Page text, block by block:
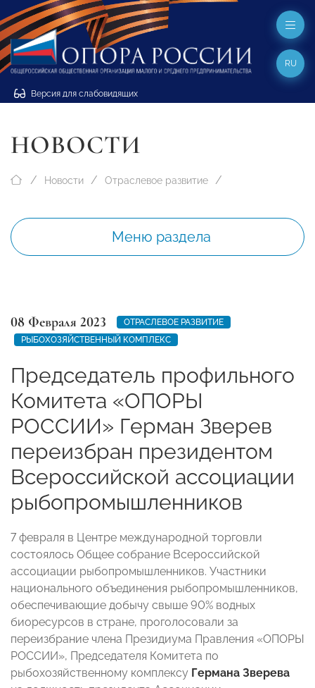
Версия для слабовидящих
RU
НОВОСТИ
Новости Отраслевое развитие
Меню раздела
08 Февраля 2023
ОТРАСЛЕВОЕ РАЗВИТИЕ
РЫБОХОЗЯЙСТВЕННЫЙ КОМПЛЕКС
Председатель профильного
Комитета «ОПОРЫ
РОССИИ» Герман Зверев
переизбран президентом
Всероссийской ассоциации
рыбопромышленников
7 февраля в Центре международной торговли
состоялось Общее собрание Всероссийской
ассоциации рыбопромышленников. Участники
национального объединения рыбопромышленников,
обеспечивающие добычу свыше 90% водных
биоресурсов в стране, проголосовали за
переизбрание члена Президиума Правления «ОПОРЫ
РОССИИ», Председателя Комитета по
рыбохозяйственному комплексу Германа Зверева